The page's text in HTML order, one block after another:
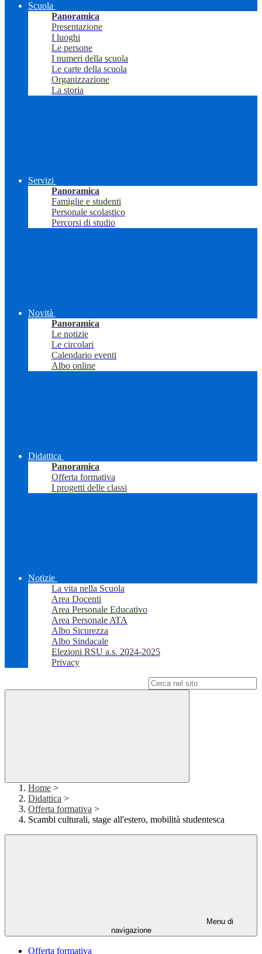
Scuola
Panoramica
Presentazione
I luoghi
Le persone
I numeri della scuola
Le carte della scuola
Organizzazione
La storia
Servizi
Panoramica
Famiglie e studenti
Personale scolastico
Percorsi di studio
Novità
Panoramica
Le notizie
Le circolari
Calendario eventi
Albo online
Didattica
Panoramica
Offerta formativa
I progetti delle classi
Notizie
La vita nella Scuola
Area Docenti
Area Personale Educativo
Area Personale ATA
Albo Sicurezza
Albo Sindacale
Elezioni RSU a.s. 2024-2025
Privacy
Home >
Didattica >
Offerta formativa >
Scambi culturali, stage all'estero, mobilità studentesca
Menu di
navigazione
Offerta formativa